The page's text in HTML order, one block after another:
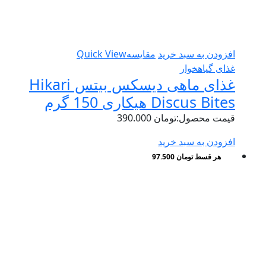
افزودن به سبد خرید مقایسهQuick View
غذای گیاهخوار
غذای ماهی دیسکس بیتس Hikari
Discus Bites هیکاری 150 گرم
قیمت محصول:تومان
افزودن به سبد خرید
هر قسطتومان